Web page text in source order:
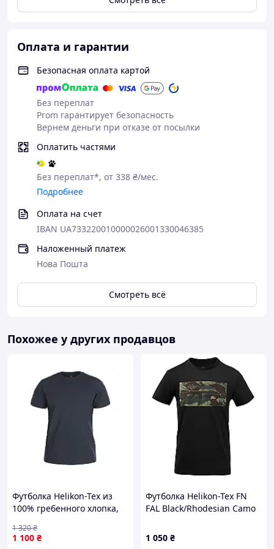
(шириной до 5,5 см) и два D-кольца для
внутренний крючок и кнопку (производства
Благодаря продуманному крою брюки не
сковывают движения: в них удобно прыгать,
бегать, наклоняться, приседать и
передвигаться по пересеченной местности.
Брюки оснащены большим количеством
карманов, как утилитарных, так и
модели предусмотрен скрытый внутренний
отсек для наколенников, что дает
возможность установки дополнительной
Оплата и гарантии
Безопасная оплата картой
Без переплат
Prom гарантирует безопасность
Вернем деньги при отказе от посылки
Оплатить частями
Без переплат*, от 338 ₴/мес.
Подробнее
Оплата на счет
IBAN UA733220010000026001330046385
Наложенный платеж
Нова Пошта
Смотреть всё
Похожее у других продавцов
Футболка Helikon-Tex из
100% гребенного хлопка,
м² - для активного и
повседневного
1 100 ₴
1 320₴
Футболка Helikon-Tex FN
FAL Black/Rhodesian Camo
1 050 ₴